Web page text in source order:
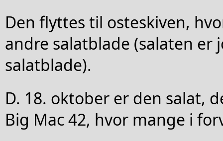
Den flyttes til osteskiven,
andre salatblade (salaten er
salatblade).
D. 18. oktober er den salat,
Big Mac 42, hvor mange i